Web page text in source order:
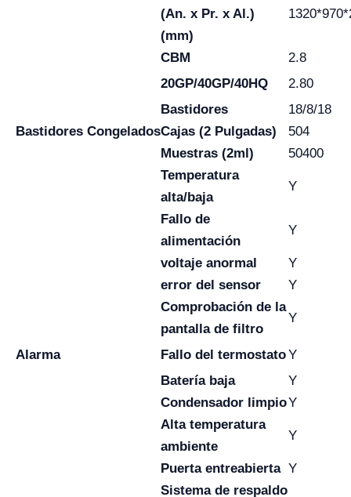
(An. x Pr. x Al.)
(mm)
CBM
2.8
20GP/40GP/40HQ
2.80
Bastidores Congelados
Bastidores
18/8/18
Cajas (2 Pulgadas)
504
Muestras (2ml)
50400
Alarma
Temperatura
alta/baja
Y
Fallo de
alimentación
Y
voltaje anormal
Y
error del sensor
Y
Comprobación de la
pantalla de filtro
Y
Fallo del termostatoY
Batería baja
Y
Condensador limpioY
Alta temperatura
ambiente
Y
Puerta entreabierta Y
Sistema de respaldo